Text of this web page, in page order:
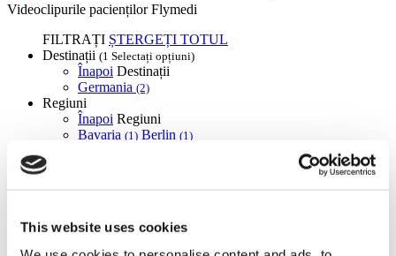
This website uses cookies
Videoclipurile pacienților Flymedi
FILTRAȚI ȘTERGEȚI TOTUL
Destinații (1 Selectați opțiuni)
Înapoi Destinații
Germania (2)
Regiuni
Înapoi Regiuni
Bavaria (1) Berlin (1)
Flymedi
TÜRSAB – Tranzacțiile pe flymedi.com sunt gestionate de
înregistrată la TÜRSAB (Certificat Nr.: 12276).